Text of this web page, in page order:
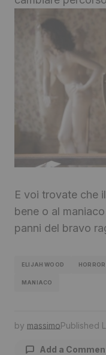
E voi trovate che
bene o al
panni del bravo
ELIJAH WOOD HORROR
MANIACO
by massimoPublished
Add a